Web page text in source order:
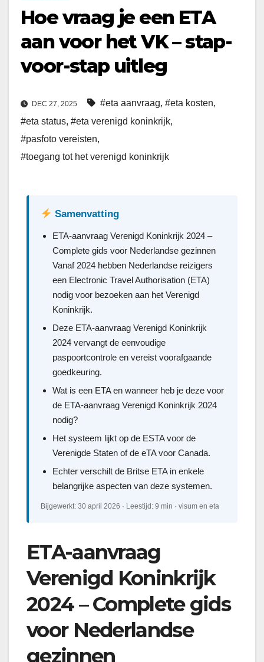
Hoe vraag je een ETA
aan voor het VK – stap-
voor-stap uitleg
DEC 27, 2025 #eta aanvraag, #eta kosten,
#eta status, #eta verenigd koninkrijk,
#pasfoto vereisten,
#toegang tot het verenigd koninkrijk
Samenvatting
ETA-aanvraag Verenigd Koninkrijk 2024 –
Complete gids voor Nederlandse gezinnen
Vanaf 2024 hebben Nederlandse reizigers
een Electronic Travel Authorisation (ETA)
nodig voor bezoeken aan het Verenigd
Koninkrijk.
Deze ETA-aanvraag Verenigd Koninkrijk
2024 vervangt de eenvoudige
paspoortcontrole en vereist voorafgaande
goedkeuring.
Wat is een ETA en wanneer heb je deze voor
de ETA-aanvraag Verenigd Koninkrijk 2024
nodig?
Het systeem lijkt op de ESTA voor de
Verenigde Staten of de eTA voor Canada.
Echter verschilt de Britse ETA in enkele
belangrijke aspecten van deze systemen.
Bijgewerkt: 30 april 2026 · Leestijd: 9 min · visum en eta
ETA-aanvraag
Verenigd Koninkrijk
2024 – Complete gids
voor Nederlandse
gezinnen